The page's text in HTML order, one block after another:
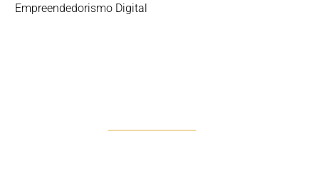
Empreendedorismo Digital